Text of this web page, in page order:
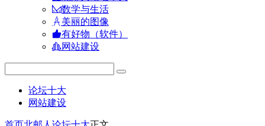
数学与生活
美丽的图像
有好物（软件）
网站建设
论坛十大
网站建设